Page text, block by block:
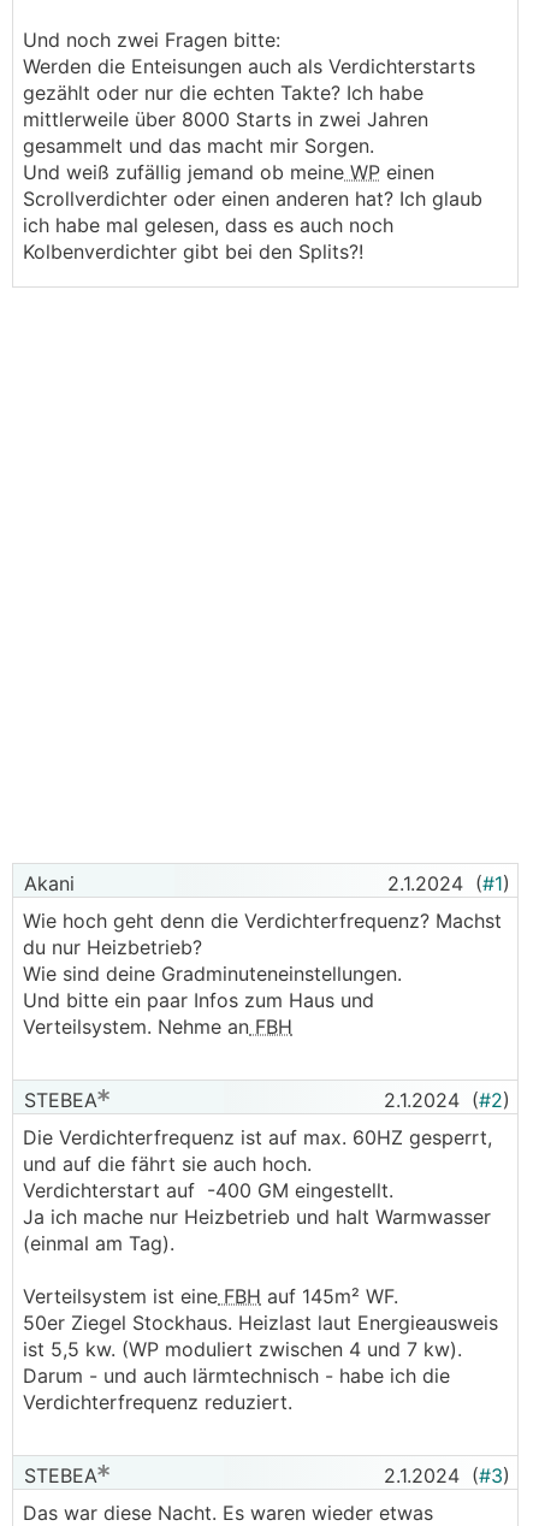
Und noch zwei Fragen bitte:
Werden die Enteisungen auch als Verdichterstarts
gezählt oder nur die echten Takte? Ich habe
mittlerweile über 8000 Starts in zwei Jahren
gesammelt und das macht mir Sorgen.
Und weiß zufällig jemand ob meine WP einen
Scrollverdichter oder einen anderen hat? Ich glaub
ich habe mal gelesen, dass es auch noch
Kolbenverdichter gibt bei den Splits?!
Akani 2.1.2024 (#1)
Wie hoch geht denn die Verdichterfrequenz? Machst
du nur Heizbetrieb?
Wie sind deine Gradminuteneinstellungen.
Und bitte ein paar Infos zum Haus und
Verteilsystem. Nehme an FBH
STEBEA 2.1.2024 (#2)
Die Verdichterfrequenz ist auf max. 60HZ gesperrt,
und auf die fährt sie auch hoch.
Verdichterstart auf -400 GM eingestellt.
Ja ich mache nur Heizbetrieb und halt Warmwasser
(einmal am Tag).
Verteilsystem ist eine FBH auf 145m² WF.
50er Ziegel Stockhaus. Heizlast laut Energieausweis
ist 5,5 kw. (WP moduliert zwischen 4 und 7 kw).
Darum - und auch lärmtechnisch - habe ich die
Verdichterfrequenz reduziert.
STEBEA 2.1.2024 (#3)
Das war diese Nacht. Es waren wieder etwas